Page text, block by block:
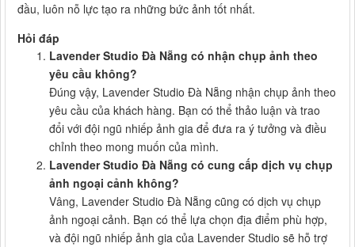
đầu, luôn nỗ lực tạo ra những bức ảnh tốt nhất.
Hỏi đáp
Lavender Studio Đà Nẵng có nhận chụp ảnh theo
yêu cầu không?
Đúng vậy, Lavender Studio Đà Nẵng nhận chụp ảnh theo
yêu cầu của khách hàng. Bạn có thể thảo luận và trao
đổi với đội ngũ nhiếp ảnh gia để đưa ra ý tưởng và điều
chỉnh theo mong muốn của mình.
Lavender Studio Đà Nẵng có cung cấp dịch vụ chụp
ảnh ngoại cảnh không?
Vâng, Lavender Studio Đà Nẵng cũng có dịch vụ chụp
ảnh ngoại cảnh. Bạn có thể lựa chọn địa điểm phù hợp,
và đội ngũ nhiếp ảnh gia của Lavender Studio sẽ hỗ trợ